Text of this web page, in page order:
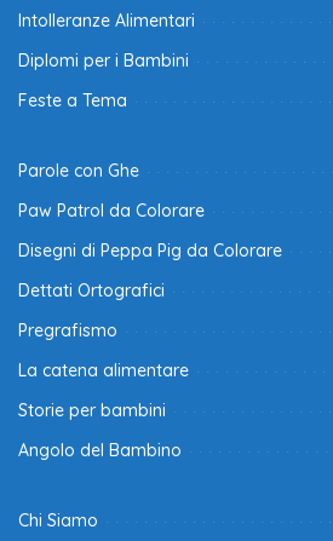
Intolleranze Alimentari
Diplomi per i Bambini
Feste a Tema
Parole con Ghe
Paw Patrol da Colorare
Disegni di Peppa Pig da Colorare
Dettati Ortografici
Pregrafismo
La catena alimentare
Storie per bambini
Angolo del Bambino
Chi Siamo